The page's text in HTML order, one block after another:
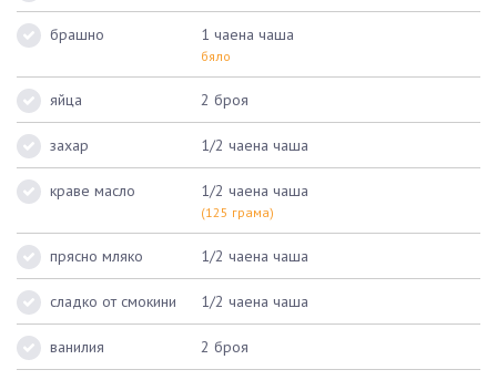
брашно 1 чаена чаша
бяло
яйца 2 броя
захар 1/2 чаена чаша
краве масло 1/2 чаена чаша
(125 грама)
прясно мляко 1/2 чаена чаша
сладко от смокини 1/2 чаена чаша
ванилия 2 броя